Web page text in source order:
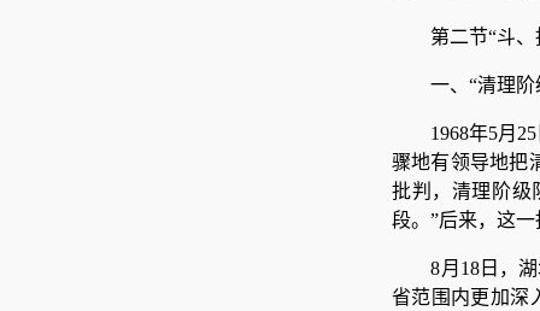
第二节“斗
一、“清理
1968年5月
骤地有领导地把
批判，清理阶级
段。”后来，这
8月18日，
省范围内更加深